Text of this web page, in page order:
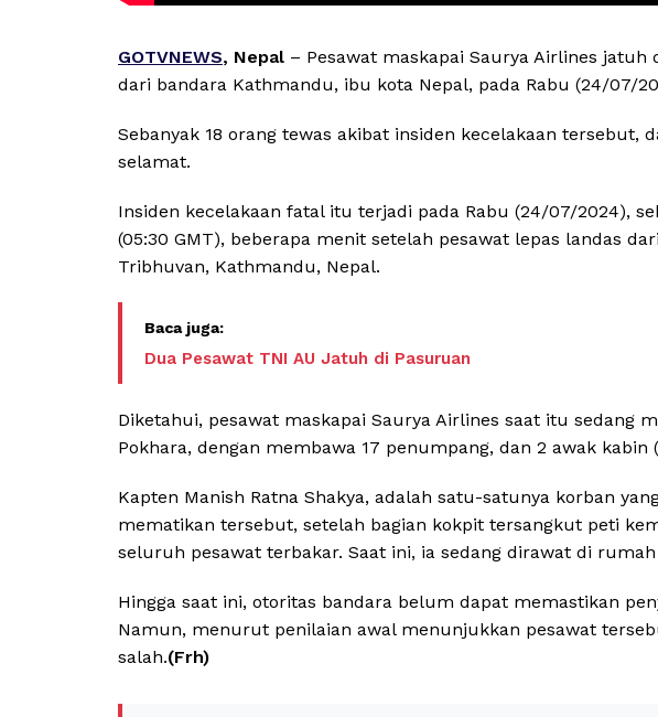
GOTVNEWS, Nepal – Pesawat maskapai Saurya Airlines jatuh
dari bandara Kathmandu, ibu kota Nepal, pada Rabu (24/07/
Sebanyak 18 orang tewas akibat insiden kecelakaan tersebut,
selamat.
Insiden kecelakaan fatal itu terjadi pada Rabu (24/07/2024),
(05:30 GMT), beberapa menit setelah pesawat lepas landas
Tribhuvan, Kathmandu, Nepal.
Dua Pesawat TNI AU Jatuh di Pasuruan
Diketahui, pesawat maskapai Saurya Airlines saat itu sedang
Pokhara, dengan membawa 17 penumpang, dan 2 awak kabin
Kapten Manish Ratna Shakya, adalah satu-satunya korban
mematikan tersebut, setelah bagian kokpit tersangkut peti
seluruh pesawat terbakar. Saat ini, ia sedang dirawat di
Hingga saat ini, otoritas bandara belum dapat memastikan
Namun, menurut penilaian awal menunjukkan pesawat
salah.(Frh)